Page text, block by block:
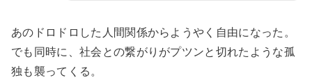
あのドロドロした人間関係からようやく自由になった。
でも同時に、社会との繋がりがプツンと切れたような孤
独も襲ってくる。